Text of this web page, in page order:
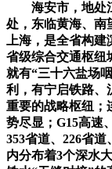
海安市，地处江
处，东临黄海、南
上海，是全省构
省级综合交通枢纽
就有“三十六盐场
利，有宁启铁路、
重要的战略枢纽；
势尽显；G15高速
353省道、226省
内分布着3个深水